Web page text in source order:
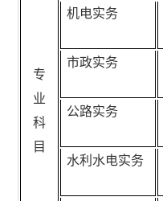
真题及答案】
专
业
科
目
机电实务
市政实务
公路实务
水利水电实务